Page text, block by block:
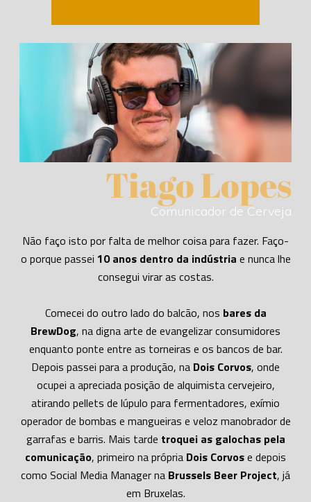
Tiago Lopes
Comunicador de Cerveja
Não faço isto por falta de melhor coisa para fazer. Faço-
o porque passei 10 anos dentro da indústria e nunca lhe
consegui virar as costas.
Comecei do outro lado do balcão, nos bares da
BrewDog, na digna arte de evangelizar consumidores
enquanto ponte entre as torneiras e os bancos de bar.
Depois passei para a produção, na Dois Corvos, onde
ocupei a apreciada posição de alquimista cervejeiro,
atirando pellets de lúpulo para fermentadores, exímio
operador de bombas e mangueiras e veloz manobrador de
garrafas e barris. Mais tarde troquei as galochas pela
comunicação, primeiro na própria Dois Corvose depois
como Social Media Manager na Brussels Beer Project, já
em Bruxelas.